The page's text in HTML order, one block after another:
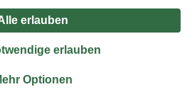
Impressum
Vertrag widerrufen